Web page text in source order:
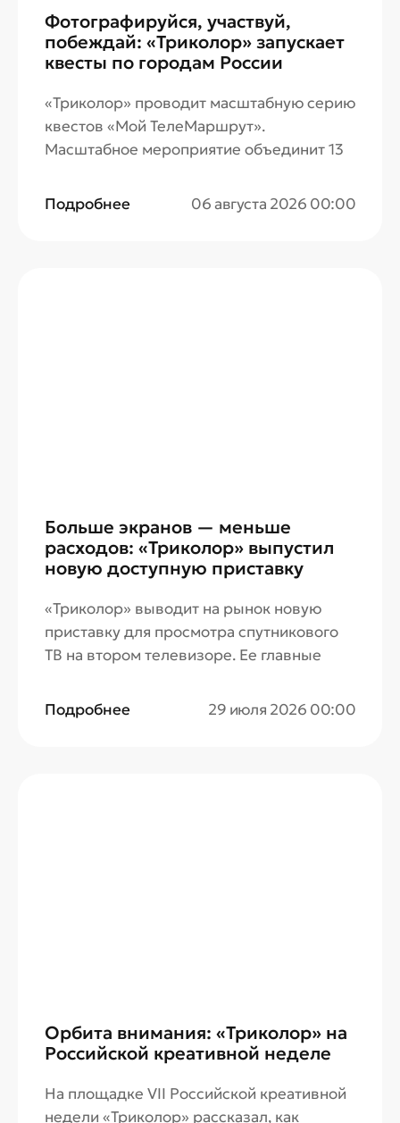
Фотографируйся, участвуй,
побеждай: «Триколор» запускает
квесты по городам России
«Триколор» проводит масштабную серию
квестов «Мой ТелеМаршрут».
Масштабное мероприятие объединит 13
Новосибирска.
Подробнее 06 августа 2026 00:00
Больше экранов — меньше
расходов: «Триколор» выпустил
новую доступную приставку
«Триколор» выводит на рынок новую
приставку для просмотра спутникового
ТВ на втором телевизоре. Ее главные
отсутствие необходимости оформлять
дополнительную подписку.
Подробнее 29 июля 2026 00:00
Орбита внимания: «Триколор» на
Российской креативной неделе
На площадке VII Российской креативной
недели «Триколор» рассказал, как